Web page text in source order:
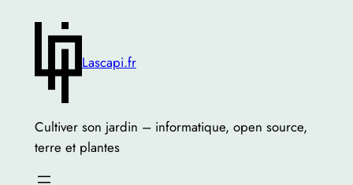
Lascapi.fr
Cultiver son jardin – informatique, open source,
terre et plantes